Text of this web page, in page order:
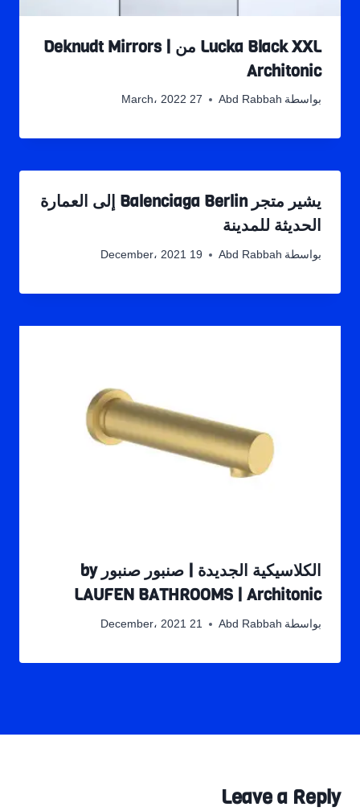
Lucka Black XXL من Deknudt Mirrors |
Architonic
بواسطة Abd Rabbah 27 March، 2022
يشير متجر Balenciaga Berlin إلى العمارة
الحديثة للمدينة
بواسطة Abd Rabbah 19 December، 2021
الكلاسيكية الجديدة | صنبور صنبور by
LAUFEN BATHROOMS | Architonic
بواسطة Abd Rabbah 21 December، 2021
Leave a Reply